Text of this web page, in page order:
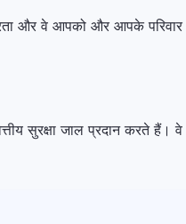
और वे आपको और आपके
सुरक्षा जाल प्रदान करते